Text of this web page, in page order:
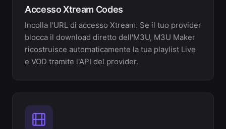
Accesso Xtream Codes
Incolla l'URL di accesso Xtream. Se il tuo provider
blocca il download diretto dell'M3U, M3U Maker
ricostruisce automaticamente la tua playlist Live
e VOD tramite l'API del provider.